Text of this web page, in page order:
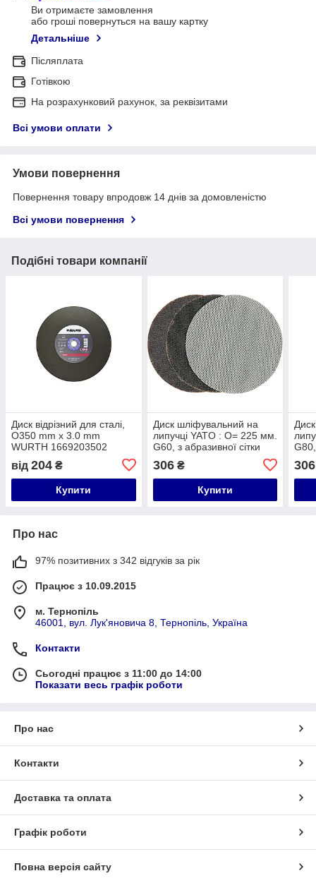
Ви отримаєте замовлення
або гроші повернуться на вашу картку
Детальніше
Післяплата
Готівкою
На розрахунковий рахунок, за реквізитами
Всі умови оплати
Умови повернення
Повернення товару впродовж 14 днів за домовленістю
Всі умови повернення
Подібні товари компанії
Диск відрізний для сталі,
O350 mm x 3.0 mm
WURTH 1669203502
від 204 ₴
Купити
Диск шліфувальний на
липучці YATO : O= 225 мм.
G60, з абразивної сітки
для штукатурки, 3 шт [100]
306₴
Купити
G80,
306
Про нас
97% позитивних з 342 відгуків за рік
Працює з 10.09.2015
м. Тернопіль
46001, вул. Лук'яновича 8, Тернопіль, Україна
Контакти
Сьогодні працює з 11:00 до 14:00
Показати весь графік роботи
Про нас
Контакти
Доставка та оплата
Графік роботи
Повна версія сайту